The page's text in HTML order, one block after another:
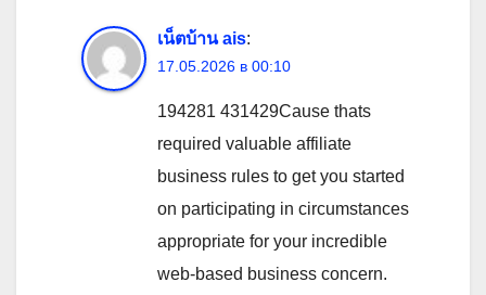
เน็ตบ้าน ais:
17.05.2026 в 00:10
194281 431429Cause thats
required valuable affiliate
business rules to get you started
on participating in circumstances
appropriate for your incredible
web-based business concern.